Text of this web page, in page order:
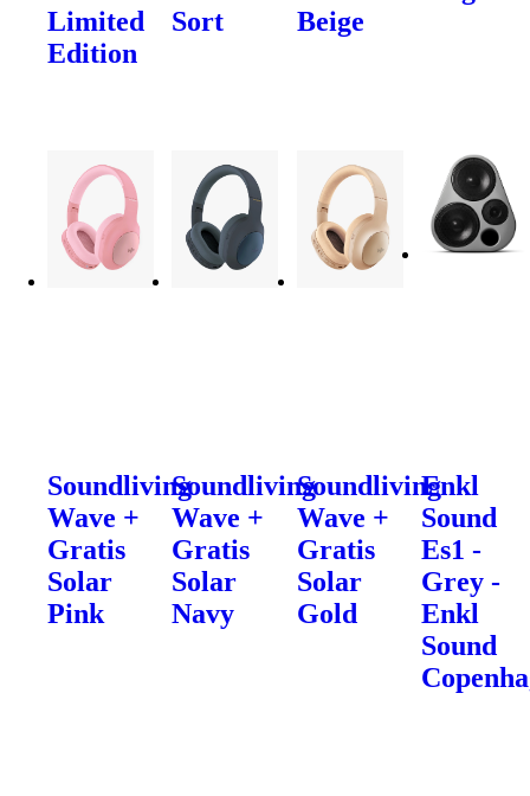
Limited
Edition
Sort
Beige
Soundliving
Wave +
Gratis
Solar
Pink
Soundliving
Wave +
Gratis
Solar
Navy
Soundliving
Wave +
Gratis
Solar
Gold
Enkl
Sound
Es1 -
Grey -
Enkl
Sound